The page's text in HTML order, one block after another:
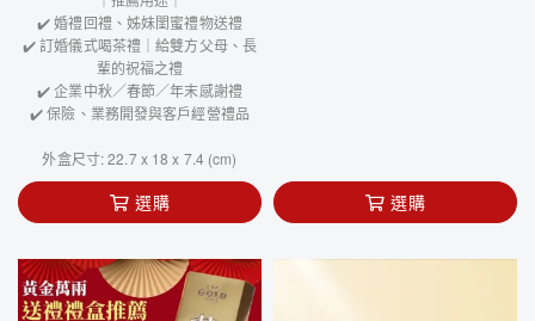
✔️ 婚禮回禮、姊妹閨蜜禮物送禮
✔️ 訂婚儀式喝茶禮｜給雙方父母、長
輩的祝福之禮
✔️ 企業中秋／春節／年末感謝禮
✔️ 保險、業務開發與客戶經營禮品
外盒尺寸: 22.7 x 18 x 7.4 (cm)
選購 選購